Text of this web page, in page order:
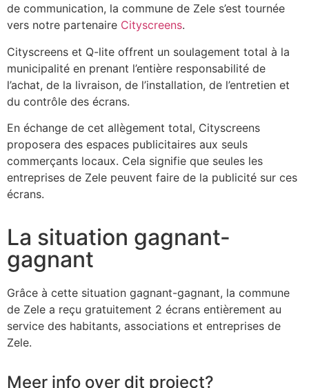
de communication, la commune de Zele s’est tournée
vers notre partenaire Cityscreens.
Cityscreens et Q-lite offrent un soulagement total à la
municipalité en prenant l’entière responsabilité de
l’achat, de la livraison, de l’installation, de l’entretien et
du contrôle des écrans.
En échange de cet allègement total, Cityscreens
proposera des espaces publicitaires aux seuls
commerçants locaux. Cela signifie que seules les
entreprises de Zele peuvent faire de la publicité sur ces
écrans.
La situation gagnant-
gagnant
Grâce à cette situation gagnant-gagnant, la commune
de Zele a reçu gratuitement 2 écrans entièrement au
service des habitants, associations et entreprises de
Zele.
Meer info over dit project?